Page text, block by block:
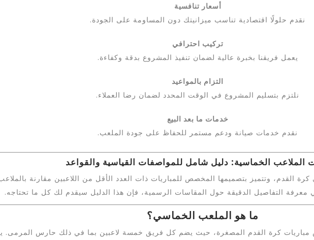
أسعار تنافسية
نقدم حلولًا اقتصادية تناسب ميزانيتك دون المساومة على الجودة.
تركيب احترافي
يعمل فريقنا بخبرة عالية لضمان تنفيذ المشروع بدقة وكفاءة.
التزام بالمواعيد
نلتزم بتسليم المشروع في الوقت المحدد لضمان رضا العملاء.
خدمات ما بعد البيع
نقدم خدمات صيانة ودعم مستمر للحفاظ على جودة الملعب.
الملاعب الخماسية: دليل شامل للمواصفات القياسية والقواعد
القدم، وتتميز بتصميمها المخصص للمباريات ذات العدد الأقل من اللاعبين مقارنة
التفاصيل الدقيقة حول المقاسات الرسمية، فإن هذا الدليل سيقدم لك كل ما تحتاجه.
ما هو الملعب الخماسي؟
كرة القدم المصغرة، حيث يضم كل فريق خمسة لاعبين بما في ذلك حارس المرمى.